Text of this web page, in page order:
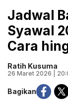
Jadwal
Syawal
Cara
Ratih Kusuma
26 Maret 2026 |
Bagikan